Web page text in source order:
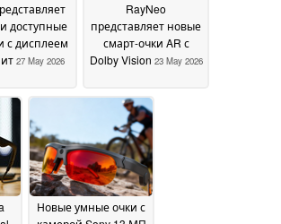
доступные
с дисплеем
27 May 2026
RayNeo
представляет новые
смарт-очки AR с
Dolby Vision 23 May 2026
Новые умные очки с